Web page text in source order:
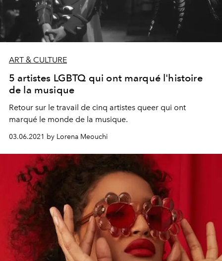
ART & CULTURE
5 artistes LGBTQ qui ont marqué l'histoire
de la musique
Retour sur le travail de cinq artistes queer qui ont
marqué le monde de la musique.
03.06.2021 by Lorena Meouchi